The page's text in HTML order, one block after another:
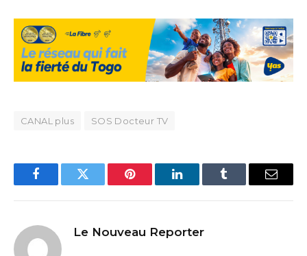
CANAL plus SOS Docteur TV
FacebookTwitter Pinterest LinkedInTumblr Email
Le Nouveau Reporter